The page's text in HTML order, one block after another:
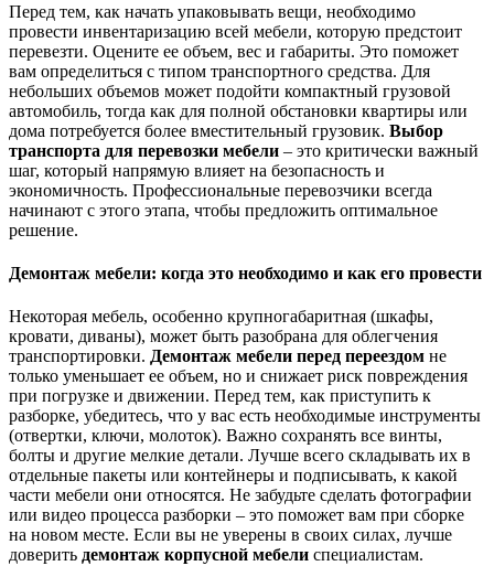
Перед тем, как начать упаковывать вещи, необходимо
провести инвентаризацию всей мебели, которую предстоит
перевезти. Оцените ее объем, вес и габариты. Это поможет
вам определиться с типом транспортного средства. Для
небольших объемов может подойти компактный грузовой
автомобиль, тогда как для полной обстановки квартиры или
дома потребуется более вместительный грузовик. Выбор
транспорта для перевозки мебели – это критически важный
шаг, который напрямую влияет на безопасность и
экономичность. Профессиональные перевозчики всегда
начинают с этого этапа, чтобы предложить оптимальное
решение.
Демонтаж мебели: когда это необходимо и как его провести
Некоторая мебель, особенно крупногабаритная (шкафы,
кровати, диваны), может быть разобрана для облегчения
транспортировки. Демонтаж мебели перед переездом не
только уменьшает ее объем, но и снижает риск повреждения
при погрузке и движении. Перед тем, как приступить к
разборке, убедитесь, что у вас есть необходимые инструменты
(отвертки, ключи, молоток). Важно сохранять все винты,
болты и другие мелкие детали. Лучше всего складывать их в
отдельные пакеты или контейнеры и подписывать, к какой
части мебели они относятся. Не забудьте сделать фотографии
или видео процесса разборки – это поможет вам при сборке
на новом месте. Если вы не уверены в своих силах, лучше
доверить демонтаж корпусной мебели специалистам.